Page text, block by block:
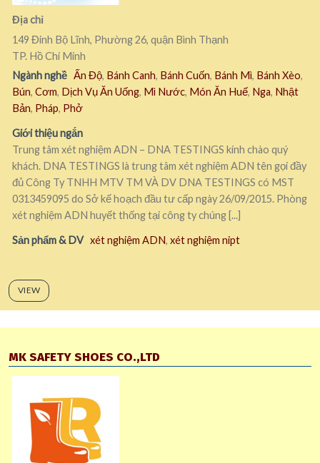
Địa chỉ
149 Đinh Bộ Lĩnh, Phường 26, quận Bình Thạnh
TP. Hồ Chí Minh
Ngành nghề Ấn Độ, Bánh Canh, Bánh Cuốn, Bánh Mì, Bánh Xèo,
Bún, Cơm, Dịch Vụ Ăn Uống, Mì Nước, Món Ăn Huế, Nga, Nhật
Bản, Pháp, Phở
Giới thiệu ngắn
Trung tâm xét nghiệm ADN – DNA TESTINGS kính chào quý
khách. DNA TESTINGS là trung tâm xét nghiệm ADN tên gọi đầy
đủ Công Ty TNHH MTV TM VÀ DV DNA TESTINGS có MST
0313459095 do Sở kế hoạch đầu tư cấp ngày 26/09/2015. Phòng
xét nghiệm ADN huyết thống tại công ty chúng [...]
Sản phẩm & DV xét nghiệm ADN, xét nghiệm nipt
VIEW
MK SAFETY SHOES CO.,LTD